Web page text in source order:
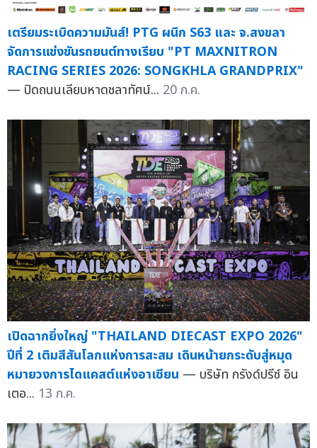
เตรียมระเบิดความมันส์! PTG ผนึก S63 และ จ.สงขลา
จัดการแข่งขันรถยนต์ทางเรียบ "PT MAXNITRON
RACING SERIES 2026: SONGKHLA GRANDPRIX"
— ปิดถนนเลียบหาดชลาทัศน์... 20 ก.ค.
เปิดฉากยิ่งใหญ่ "THAILAND DIECAST EXPO 2026"
ปีที่ 2 เติมสีสันโลกแห่งการสะสม เดินหน้ายกระดับสู่หมุด
หมายวงการไดแคสต์แห่งอาเซียน — บริษัท กรังด์ปรีซ์ อิน
เตอ... 13 ก.ค.